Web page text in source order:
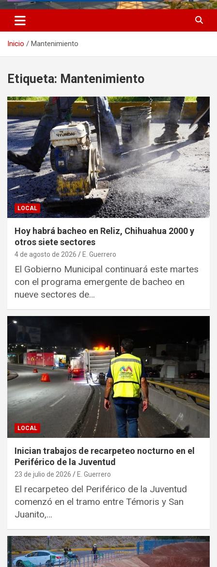
Inicio Mantenimiento
Etiqueta: Mantenimiento
LOCAL
Hoy habrá bacheo en Reliz, Chihuahua 2000 y
otros siete sectores
4 de agosto de 2026 E. Guerrero
El Gobierno Municipal continuará este martes
con el programa emergente de bacheo en
nueve sectores de…
LOCAL
Inician trabajos de recarpeteo nocturno en el
Periférico de la Juventud
23 de julio de 2026 E. Guerrero
El recarpeteo del Periférico de la Juventud
comenzó en el tramo entre Témoris y San
Juanito,…